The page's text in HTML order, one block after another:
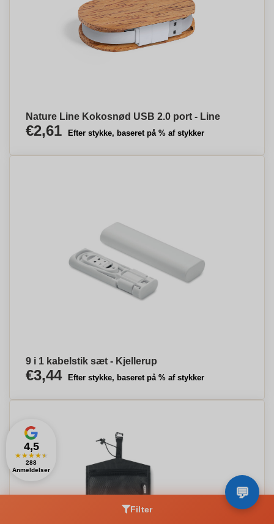
Nature Line Kokosnød USB 2.0 port - Line
€2,61 Efter stykke, baseret på % af stykker
9 i 1 kabelstik sæt - Kjellerup
€3,44 Efter stykke, baseret på % af stykker
Filter
4,5
★★★★★
288
Anmeldelser